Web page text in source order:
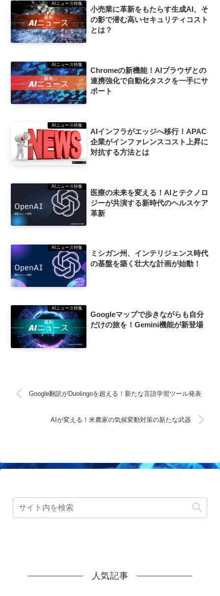
AIニュース特集
小売業に革新をもたらす生成AI、そ
の影で潜む高いセキュリティコスト
とは？
AIニュース特集
Chromeの新機能！AIブラウザとの
連携強化で自動化タスクを一手にサ
ポート
AIニュース特集
AIインフラがエッジへ移行！APAC
企業がインファレンスコスト上昇に
対抗する方法とは
AIニュース特集
医療の未来を変える！AIとテクノロ
ジーが共演する新時代のヘルスケア
革新
AIニュース特集
ミシガン州、インテリジェンス時代
の基盤を築く壮大な計画が始動！
AIニュース特集
Googleマップで歩きながらも自分
だけの旅を！Gemini機能が新登場
Google翻訳がDuolingoを超える！新たな言語学習ツール発表
AIが変える！米農家の気候変動対策の新たな武器
人気記事